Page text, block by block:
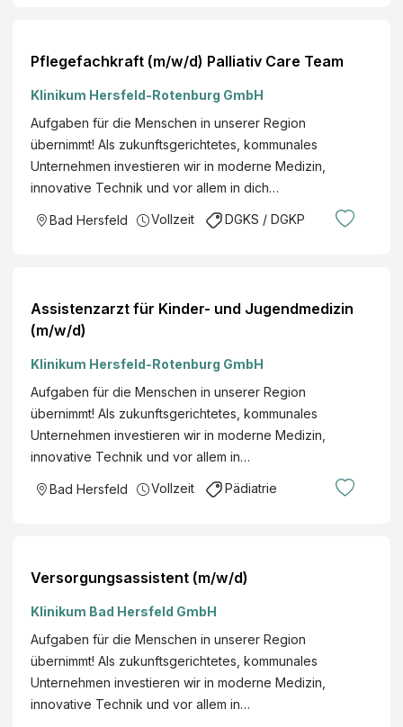
Pflegefachkraft (m/w/d) Palliativ Care Team
Klinikum Hersfeld-Rotenburg GmbH
Aufgaben für die Menschen in unserer Region
übernimmt! Als zukunftsgerichtetes, kommunales
Unternehmen investieren wir in moderne Medizin,
innovative Technik und vor allem in dich…
Bad Hersfeld Vollzeit DGKS / DGKP
Assistenzarzt für Kinder- und Jugendmedizin
(m/w/d)
Klinikum Hersfeld-Rotenburg GmbH
Aufgaben für die Menschen in unserer Region
übernimmt! Als zukunftsgerichtetes, kommunales
Unternehmen investieren wir in moderne Medizin,
innovative Technik und vor allem in…
Bad Hersfeld Vollzeit Pädiatrie
Versorgungsassistent (m/w/d)
Klinikum Bad Hersfeld GmbH
Aufgaben für die Menschen in unserer Region
übernimmt! Als zukunftsgerichtetes, kommunales
Unternehmen investieren wir in moderne Medizin,
innovative Technik und vor allem in…